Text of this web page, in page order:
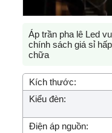
Áp trần pha lê Led
chính sách giá sỉ
chữa
Kích thước:
Kiểu đèn:
Điện áp nguồn: